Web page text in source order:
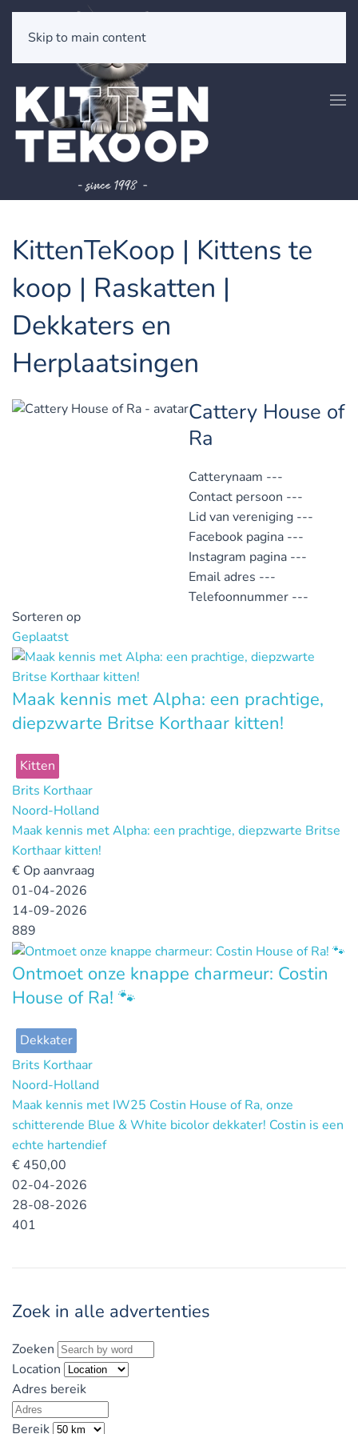
Skip to main content
KittenTeKoop | Kittens te
koop | Raskatten |
Dekkaters en
Herplaatsingen
Cattery House of
Ra
Catterynaam ---
Contact persoon ---
Lid van vereniging ---
Facebook pagina ---
Instagram pagina ---
Email adres ---
Telefoonnummer ---
Sorteren op
Geplaatst
Maak kennis met Alpha: een prachtige,
diepzwarte Britse Korthaar kitten!
Kitten
Brits Korthaar
Noord-Holland
Maak kennis met Alpha: een prachtige, diepzwarte Britse
Korthaar kitten!
€ Op aanvraag
01-04-2026
14-09-2026
889
Ontmoet onze knappe charmeur: Costin
House of Ra! 🐾
Dekkater
Brits Korthaar
Noord-Holland
Maak kennis met IW25 Costin House of Ra, onze
schitterende Blue & White bicolor dekkater! Costin is een
echte hartendief
€ 450,00
02-04-2026
28-08-2026
401
Zoek in alle advertenties
Zoeken
Location
Adres bereik
Bereik